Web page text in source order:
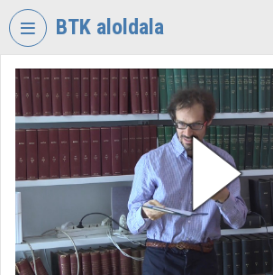
Fejléc kihagyása
BTK aloldala
VIDEO TORIUM
BÖLCSÉSZETTUDOMÁNYI
KUTATÓKÖZPONT
Intézményi kezdőlap
Bejelentkezés
Intézményi felfedezés